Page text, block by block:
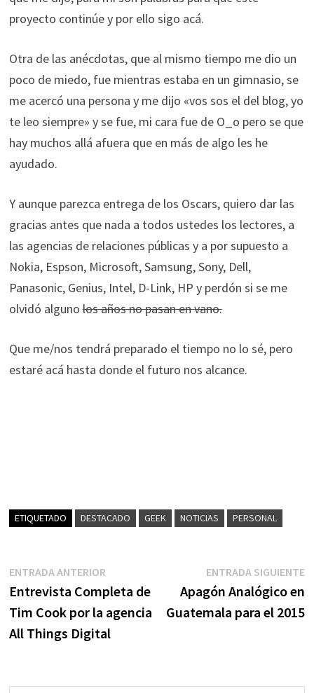
proyecto continúe y por ello sigo acá.
Otra de las anécdotas, que al mismo tiempo me dio un
poco de miedo, fue mientras estaba en un gimnasio, se
me acercó una persona y me dijo «vos sos el del blog, yo
te leo siempre» y se fue, mi cara fue de O_o pero se que
hay muchos allá afuera que en más de algo les he
ayudado.
Y aunque parezca entrega de los Oscars, quiero dar las
gracias antes que nada a todos ustedes los lectores, a
las agencias de relaciones públicas y a por supuesto a
Nokia, Espson, Microsoft, Samsung, Sony, Dell,
Panasonic, Genius, Intel, D-Link, HP y perdón si se me
olvidó algunolos años no pasan en vano.
Que me/nos tendrá preparado el tiempo no lo sé, pero
estaré acá hasta donde el futuro nos alcance.
ETIQUETADO DESTACADO GEEK NOTICIAS PERSONAL
Navegación
de
entradas
ENTRADA ANTERIOREntrada
anterior:
Entrevista Completa de
Tim Cook por la agencia
All Things Digital
ENTRADA SIGUIENTE
Apagón Analógico en
Guatemala para el 2015